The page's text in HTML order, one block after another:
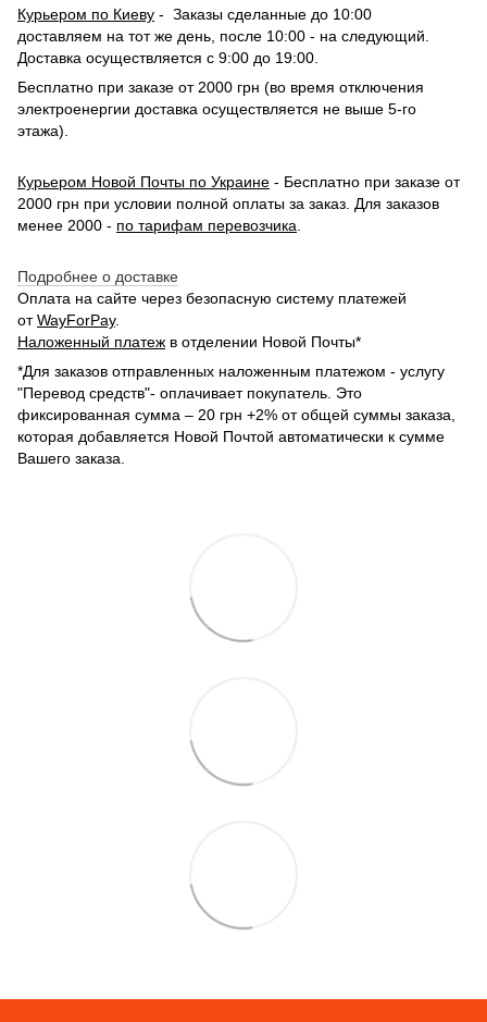
Курьером по Киеву - Заказы сделанные до 10:00
доставляем на тот же день, после 10:00 - на следующий.
Доставка осуществляется с 9:00 до 19:00.
Бесплатно при заказе от 2000 грн (во время отключения
электроенергии доставка осуществляется не выше 5-го
этажа).
Курьером Новой Почты по Украине - Бесплатно при заказе от
2000 грн при условии полной оплаты за заказ. Для заказов
менее 2000 - по тарифам перевозчика
Подробнее о доставке
Оплата на сайте через безопасную систему платежей
отWayForPay.
Наложенный платеж в отделении Новой Почты*
*Для заказов отправленных наложенным платежом - услугу
"Перевод средств"- оплачивает покупатель. Это
фиксированная сумма – 20 грн +2% от общей суммы заказа,
которая добавляется Новой Почтой автоматически к сумме
Вашего заказа.